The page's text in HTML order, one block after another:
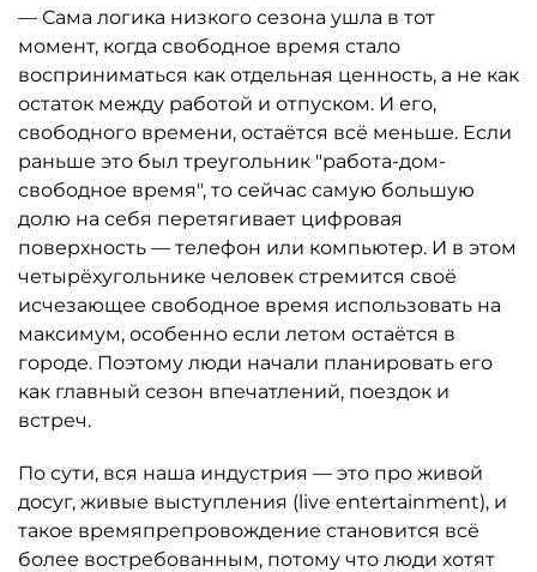
— Сама логика низкого сезона ушла в тот
момент, когда свободное время стало
восприниматься как отдельная ценность, а не как
остаток между работой и отпуском. И его,
свободного времени, остаётся всё меньше. Если
раньше это был треугольник "работа-дом-
свободное время", то сейчас самую большую
долю на себя перетягивает цифровая
поверхность — телефон или компьютер. И в этом
четырёхугольнике человек стремится своё
исчезающее свободное время использовать на
максимум, особенно если летом остаётся в
городе. Поэтому люди начали планировать его
как главный сезон впечатлений, поездок и
встреч.
По сути, вся наша индустрия — это про живой
досуг, живые выступления (live entertainment), и
такое времяпрепровождение становится всё
более востребованным, потому что люди хотят